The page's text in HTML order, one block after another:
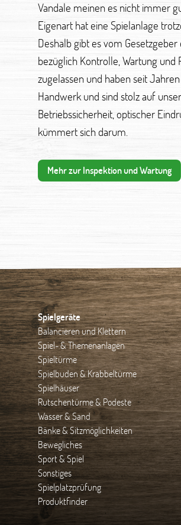
Vandale meinen es nicht immer
Eigenart hat eine Spielanlage
Deshalb gibt es vom
bezüglich Kontrolle, Wartung und
zugelassen und haben seit
Handwerk und sind stolz auf
Betriebssicherheit, optischer
kümmert sich darum.
Mehr zur Inspektion und Wartung
Spielgeräte
Balancieren und Klettern
Spiel- & Themenanlagen
Spieltürme
Spielbuden & Krabbeltürme
Spielhäuser
Rutschentürme & Podeste
Wasser & Sand
Bänke & Sitzmöglichkeiten
Bewegliches
Sport & Spiel
Sonstiges
Spielplatzprüfung
Produktfinder